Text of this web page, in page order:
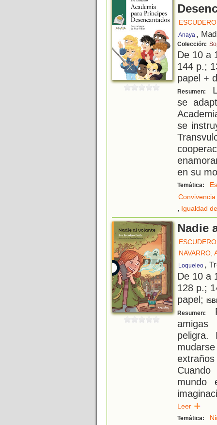
Anaya ,
Colección:
De 10 a
144 p.;
papel +
Resumen:
se
se
en su
Temática:
Convivencia
, Igualdad
Nadie
NAVARRO,
Loqueleo ,
De 10 a
128 p.;
papel;
Resumen:
amigas
peligra.
mundo
Leer
Temática: